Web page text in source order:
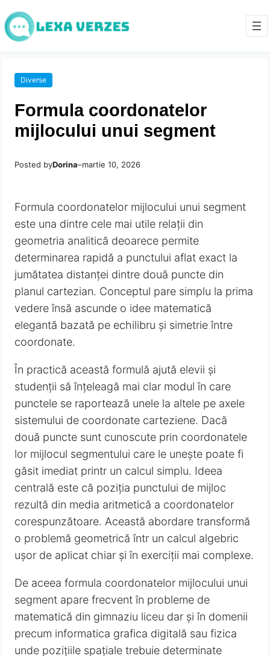
Diverse
Formula coordonatelor
mijlocului unui segment
Posted byDorina–martie 10, 2026
Formula coordonatelor mijlocului unui segment
este una dintre cele mai utile relații din
geometria analitică deoarece permite
determinarea rapidă a punctului aflat exact la
jumătatea distanței dintre două puncte din
planul cartezian. Conceptul pare simplu la prima
vedere însă ascunde o idee matematică
elegantă bazată pe echilibru și simetrie între
coordonate.
În practică această formulă ajută elevii și
studenții să înțeleagă mai clar modul în care
punctele se raportează unele la altele pe axele
sistemului de coordonate carteziene. Dacă
două puncte sunt cunoscute prin coordonatele
lor mijlocul segmentului care le unește poate fi
găsit imediat printr un calcul simplu. Ideea
centrală este că poziția punctului de mijloc
rezultă din media aritmetică a coordonatelor
corespunzătoare. Această abordare transformă
o problemă geometrică într un calcul algebric
ușor de aplicat chiar și în exerciții mai complexe.
De aceea formula coordonatelor mijlocului unui
segment apare frecvent în probleme de
matematică din gimnaziu liceu dar și în domenii
precum informatica grafica digitală sau fizica
unde pozițiile spațiale trebuie determinate